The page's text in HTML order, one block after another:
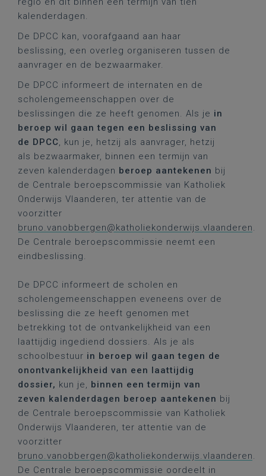
kalenderdagen.
De DPCC kan, voorafgaand aan haar
beslissing, een overleg organiseren tussen de
aanvrager en de bezwaarmaker.
De DPCC informeert de internaten en de
scholengemeenschappen over de
beslissingen die ze heeft genomen. Als je in
beroep wil gaan tegen een beslissing van
de DPCC, kun je, hetzij als aanvrager, hetzij
als bezwaarmaker, binnen een termijn van
zeven kalenderdagen beroep aantekenen bij
de Centrale beroepscommissie van Katholiek
Onderwijs Vlaanderen, ter attentie van de
voorzitter
bruno.vanobbergen@katholiekonderwijs.vlaanderen.
De Centrale beroepscommissie neemt een
eindbeslissing.
De DPCC informeert de scholen en
scholengemeenschappen eveneens over de
beslissing die ze heeft genomen met
betrekking tot de ontvankelijkheid van een
laattijdig ingediend dossiers. Als je als
schoolbestuur in beroep wil gaan tegen de
onontvankelijkheid van een laattijdig
dossier, kun je, binnen een termijn van
zeven kalenderdagen beroep aantekenen bij
de Centrale beroepscommissie van Katholiek
Onderwijs Vlaanderen, ter attentie van de
voorzitter
bruno.vanobbergen@katholiekonderwijs.vlaanderen.
De Centrale beroepscommissie oordeelt in